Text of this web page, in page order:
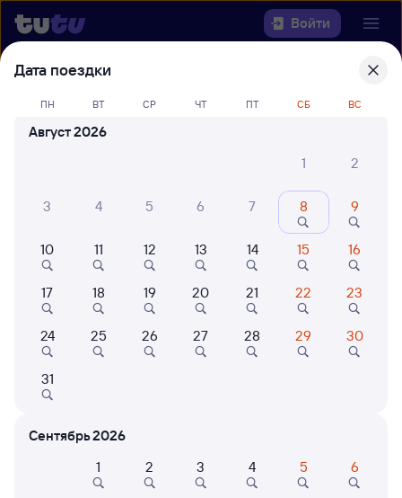
Войти
билеты Кыштым — Вологда-1
Откуда
Найти поезда
Открыта продажа билетов на 6 ноября. Отправление и прибытие
по местному времени. Цены за 1 пассажира
Дата поездки
ПН ВТ СР ЧТ ПТ СБ ВС
Август 2026
1
2
3 4 5 6 7 8 9
10 11 12 13 14 15 16
17 18 19 20 21 22 23
24 25 26 27 28 29 30
31
Сентябрь 2026
1
2 3 4 5 6